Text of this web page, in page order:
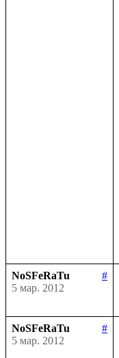
NoSFeRaTu
#
5 мар. 2012
NoSFeRaTu
#
5 мар. 2012